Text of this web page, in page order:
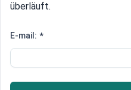
Soziale Medien
unsere
überläuft.
E-mail: *